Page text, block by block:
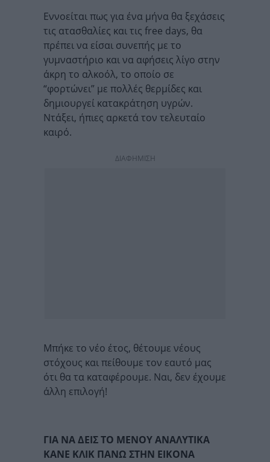
Εννοείται πως για ένα μήνα θα ξεχάσεις
τις ατασθαλίες και τις free days, θα
πρέπει να είσαι συνεπής με το
γυμναστήριο και να αφήσεις λίγο στην
άκρη το αλκοόλ, το οποίο σε
“φορτώνει” με πολλές θερμίδες και
δημιουργεί κατακράτηση υγρών.
Ντάξει, ήπιες αρκετά τον τελευταίο
καιρό.
ΔΙΑΦΗΜΙΣΗ
Μπήκε το νέο έτος, θέτουμε νέους
στόχους και πείθουμε τον εαυτό μας
ότι θα τα καταφέρουμε. Ναι, δεν έχουμε
άλλη επιλογή!
ΓΙΑ ΝΑ ΔΕΙΣ ΤΟ ΜΕΝΟΥ ΑΝΑΛΥΤΙΚΑ
ΚΑΝΕ ΚΛΙΚ ΠΑΝΩ ΣΤΗΝ ΕΙΚΟΝΑ